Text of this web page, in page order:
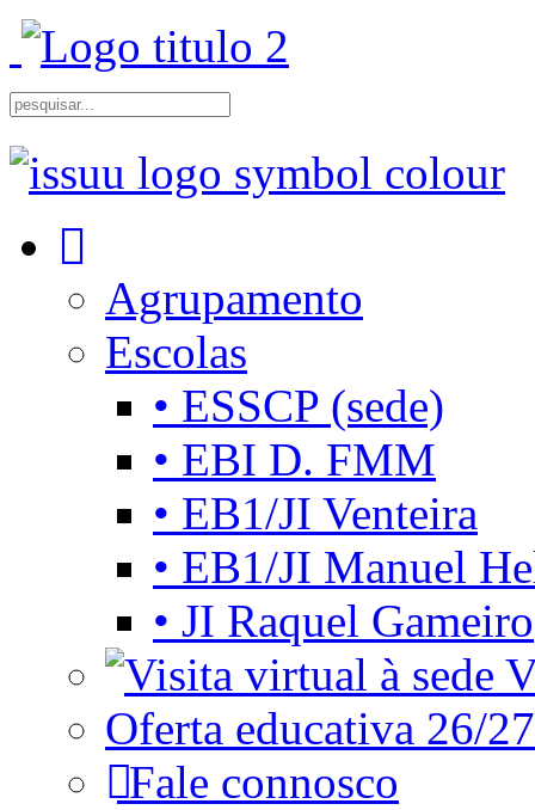
Agrupamento
Escolas
• ESSCP (sede)
• EBI D. FMM
• EB1/JI Venteira
• EB1/JI Manuel
• JI Raquel Gameiro
Oferta educativa 26/27
Fale connosco